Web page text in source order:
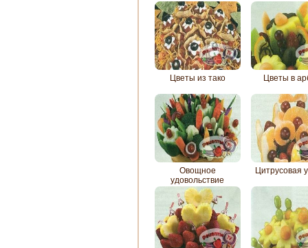
Цветы из тако Цветы в
Овощное
удовольствие
Цитрусовая